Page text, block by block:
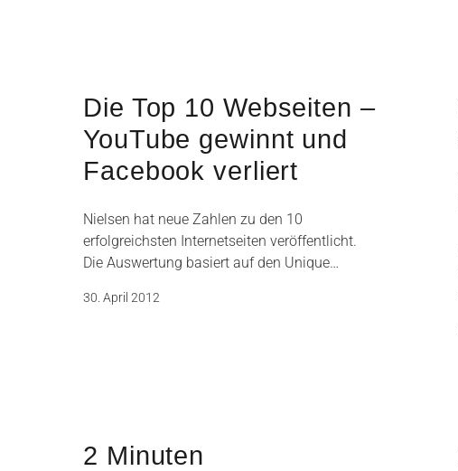
Die Top 10 Webseiten –
YouTube gewinnt und
Facebook verliert
Nielsen hat neue Zahlen zu den 10
erfolgreichsten Internetseiten veröffentlicht.
Die Auswertung basiert auf den Unique…
30. April 2012
2 Minuten